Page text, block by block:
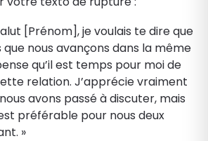
[Prénom], je voulais te dire que
que nous avançons dans la même
qu’il est temps pour moi de
relation. J’apprécie vraiment
avons passé à discuter, mais
préférable pour nous deux
»